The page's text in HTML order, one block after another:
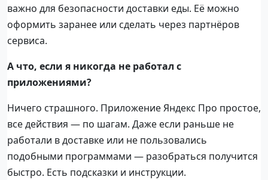
важно для безопасности доставки еды. Её можно
оформить заранее или сделать через партнёров
сервиса.
А что, если я никогда не работал с
приложениями?
Ничего страшного. Приложение Яндекс Про простое,
все действия — по шагам. Даже если раньше не
работали в доставке или не пользовались
подобными программами — разобраться получится
быстро. Есть подсказки и инструкции.